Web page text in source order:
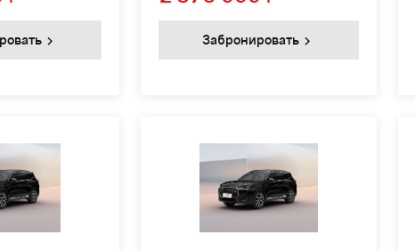
Забронировать